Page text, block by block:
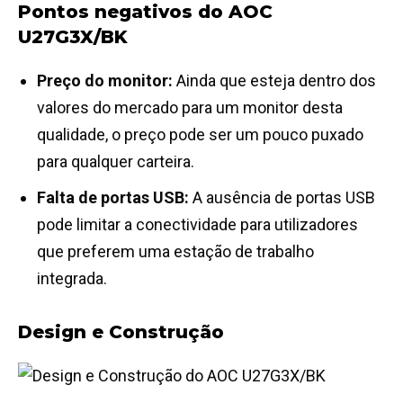
Pontos negativos do AOC
U27G3X/BK
Preço do monitor: Ainda que esteja dentro dos
valores do mercado para um monitor desta
qualidade, o preço pode ser um pouco puxado
para qualquer carteira.
Falta de portas USB: A ausência de portas USB
pode limitar a conectividade para utilizadores
que preferem uma estação de trabalho
integrada.
Design e Construção